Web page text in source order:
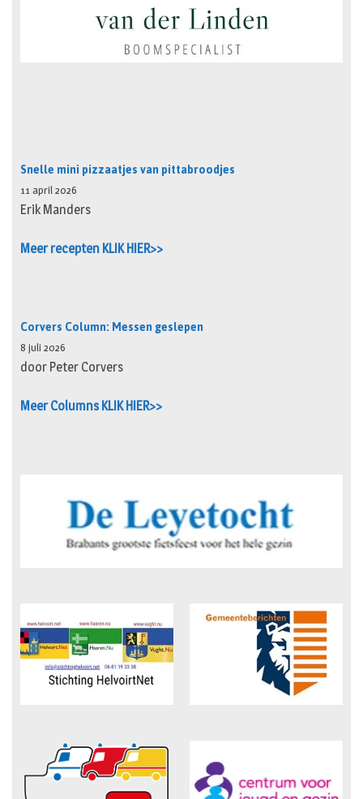
Snelle mini pizzaatjes van pittabroodjes
11 april 2026
Erik Manders
Meer recepten KLIK HIER>>
Corvers Column: Messen geslepen
8 juli 2026
door Peter Corvers
Meer Columns KLIK HIER>>